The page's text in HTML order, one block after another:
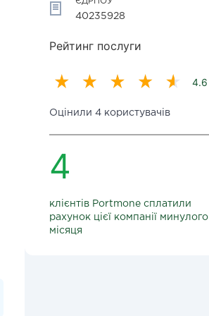
40235928
Рейтинг послуги
4.6
Оцінили 4 користувачів
4
клієнтів Portmone сплатили
рахунок цієї компанії минулого
місяця